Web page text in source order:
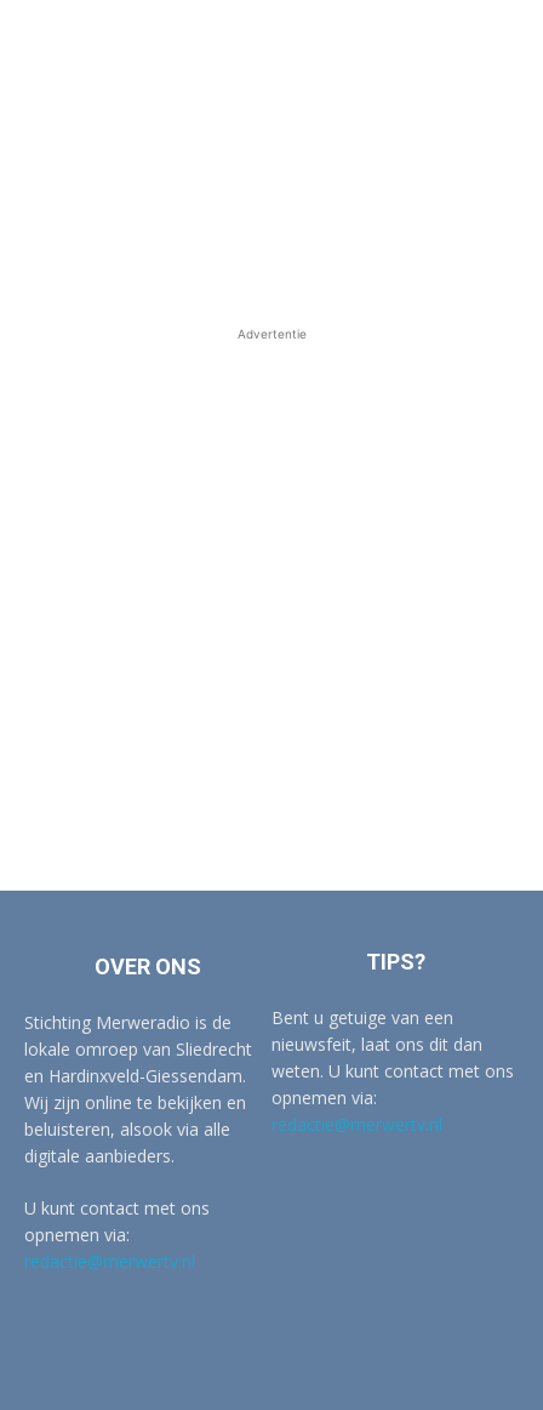
Advertentie
OVER ONS
Stichting Merweradio is de
lokale omroep van Sliedrecht
en Hardinxveld-Giessendam.
Wij zijn online te bekijken en
beluisteren, alsook via alle
digitale aanbieders.
U kunt contact met ons
opnemen via:
redactie@merwertv.nl
TIPS?
Bent u getuige van een
nieuwsfeit, laat ons dit dan
weten. U kunt contact met ons
opnemen via:
redactie@merwertv.nl